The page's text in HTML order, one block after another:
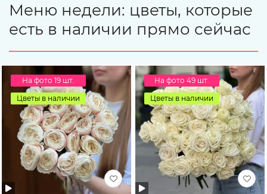
Меню недели: цветы, которые
есть в наличии прямо сейчас
На фото 19 шт.
Цветы в наличии
На фото 49 шт.
Цветы в наличии